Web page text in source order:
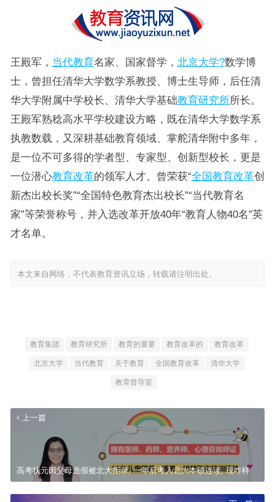
王殿军， 当代教育名家、国家督学， 北京大学?数学博
士，曾担任清华大学数学系教授、博士生导师，后任清
华大学附属中学校长、清华大学基础教育研究所所长。
王殿军熟稔高水平学校建设方略，既在清华大学数学系
执教数载，又深耕基础教育领域、掌舵清华附中多年，
是一位不可多得的学者型、专家型、创新型校长，更是
一位潜心教育改革的领军人才。曾荣获“全国教育改革创
新杰出校长奖”“全国特色教育杰出校长”“当代教育名
家”等荣誉称号，并入选改革开放40年“教育人物40名”英
才名单。
本文来自网络，不代表教育资讯立场，转载请注明出处。
教育集团 教育研究所 教育的重要 教育改革的 教育改革
北京大学 当代教育 关于教育 全国教育改革 清华大学
教育督导室
上一篇
高考状元因父母造假被北大拒录, 一年后考入北大本硕连读, 现咋样